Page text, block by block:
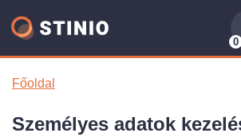
0
Főoldal
Személyes adatok